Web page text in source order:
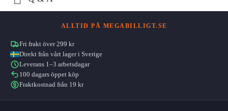
ALLTID PÅ MEGABILLIGT.SE
Fri frakt över 299 kr
Direkt från vårt lager i Sverige
Leverans 1–3 arbetsdagar
100 dagars öppet köp
Fraktkostnad från 19 kr